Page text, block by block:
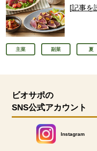
[記事を
主菜 副菜 夏
ビオサポの
SNS公式アカウント
Instagram
別のウィンドウ